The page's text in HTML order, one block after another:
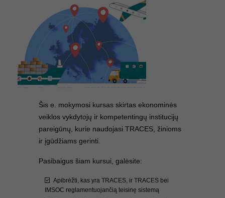
Šis e. mokymosi kursas skirtas ekonominės
veiklos vykdytojų ir kompetentingų institucijų
pareigūnų, kurie naudojasi TRACES, žinioms
ir įgūdžiams gerinti.
Pasibaigus šiam kursui, galėsite:
Apibrėžti, kas yra TRACES, ir TRACES bei
IMSOC reglamentuojančią teisinę sistemą